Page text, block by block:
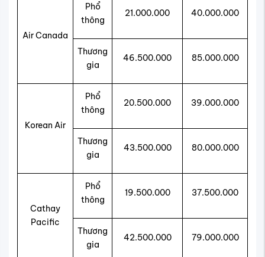
Air Canada
Phổ
thông
21.000.000 40.000.000
Thương
gia
46.500.000 85.000.000
Korean Air
Phổ
thông
20.500.000 39.000.000
Thương
gia
43.500.000 80.000.000
Cathay
Pacific
Phổ
thông
19.500.000 37.500.000
Thương
gia
42.500.000 79.000.000